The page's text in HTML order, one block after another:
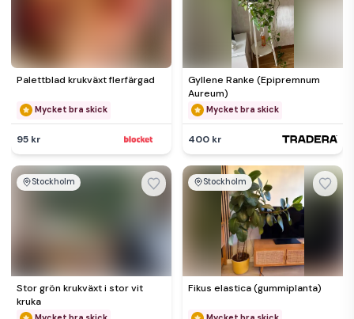
Palettblad krukväxt flerfärgad
Mycket bra skick
95 kr
Gyllene Ranke (Epipremnum
Aureum)
Mycket bra skick
400 kr
Stockholm
Stor grön krukväxt i stor vit
kruka
Stockholm
Fikus elastica (gummiplanta)